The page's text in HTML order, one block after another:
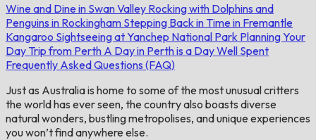
Wine and Dine in Swan Valley Rocking with Dolphins and
Penguins in Rockingham Stepping Back in Time in Fremantle
Kangaroo Sightseeing at Yanchep National Park Planning Your
Day Trip from Perth A Day in Perth is a Day Well Spent
Frequently Asked Questions (FAQ)
Just as Australia is home to some of the most unusual critters
the world has ever seen, the country also boasts diverse
natural wonders, bustling metropolises, and unique experiences
you won’t find anywhere else.